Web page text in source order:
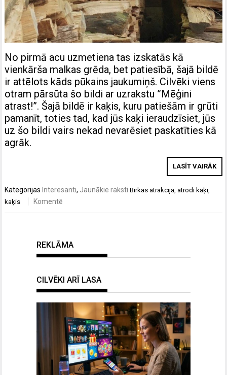
No pirmā acu uzmetiena tas izskatās kā
vienkārša malkas grēda, bet patiesībā, šajā bildē
ir attēlots kāds pūkains jaukumiņš. Cilvēki viens
otram pārsūta šo bildi ar uzrakstu ”Mēģini
atrast!”. Šajā bildē ir kaķis, kuru patiešām ir grūti
pamanīt, toties tad, kad jūs kaķi ieraudzīsiet, jūs
uz šo bildi vairs nekad nevarēsiet paskatīties kā
agrāk.
LASĪT VAIRĀK
Kategorijas Interesanti, Jaunākie raksti Birkasatrakcija ,atrodi kaķi
kaķis
Komentē
REKLĀMA
CILVĒKI ARĪ LASA